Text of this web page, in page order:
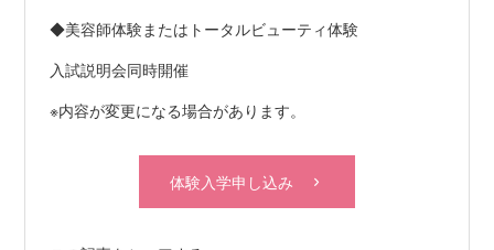
◆美容師体験またはトータルビューティ体験
入試説明会同時開催
※内容が変更になる場合があります。
体験入学申し込み